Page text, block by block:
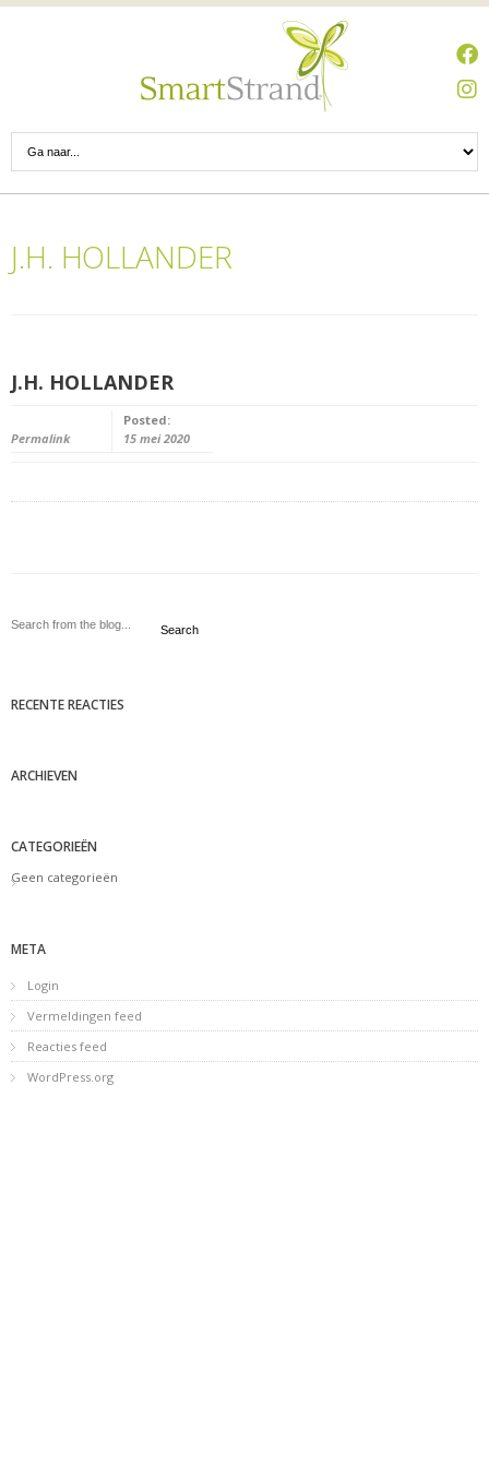
J.H. HOLLANDER
J.H. HOLLANDER
Permalink
Posted:
15 mei 2020
Search
RECENTE REACTIES
ARCHIEVEN
CATEGORIEËN
Geen categorieën
META
Login
Vermeldingen feed
Reacties feed
WordPress.org